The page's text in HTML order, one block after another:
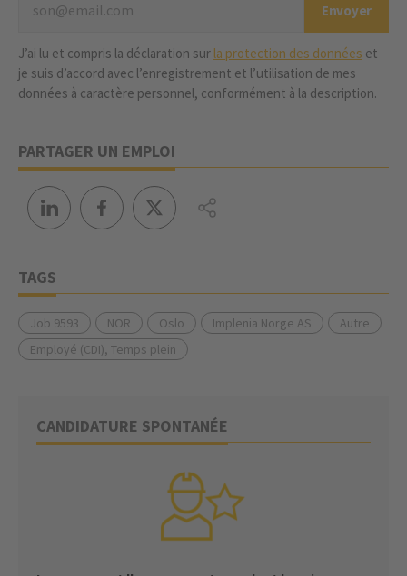
J’ai lu et compris la déclaration sur la protection des données et
je suis d’accord avec l’enregistrement et l’utilisation de mes
données à caractère personnel, conformément à la description.
PARTAGER UN EMPLOI
TAGS
Job 9593 NOR Oslo Implenia Norge AS
Autre
Employé (CDI), Temps plein
CANDIDATURE SPONTANÉE